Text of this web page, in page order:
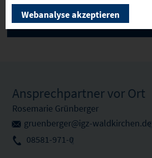
Ansprechpartner vor Ort
Rosemarie Grünberger
gruenberger@igz-waldkirchen.de
08581-971-0
Webanalyse akzeptieren